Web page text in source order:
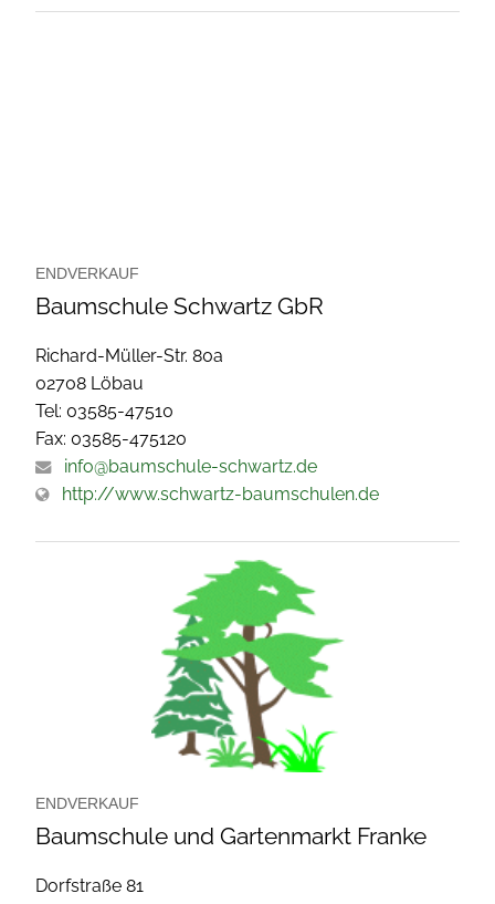
ENDVERKAUF
Baumschule Schwartz GbR
Richard-Müller-Str. 80a
02708 Löbau
Tel: 03585-47510
Fax: 03585-475120
info@baumschule-schwartz.de
http://www.schwartz-baumschulen.de
ENDVERKAUF
Baumschule und Gartenmarkt Franke
Dorfstraße 81